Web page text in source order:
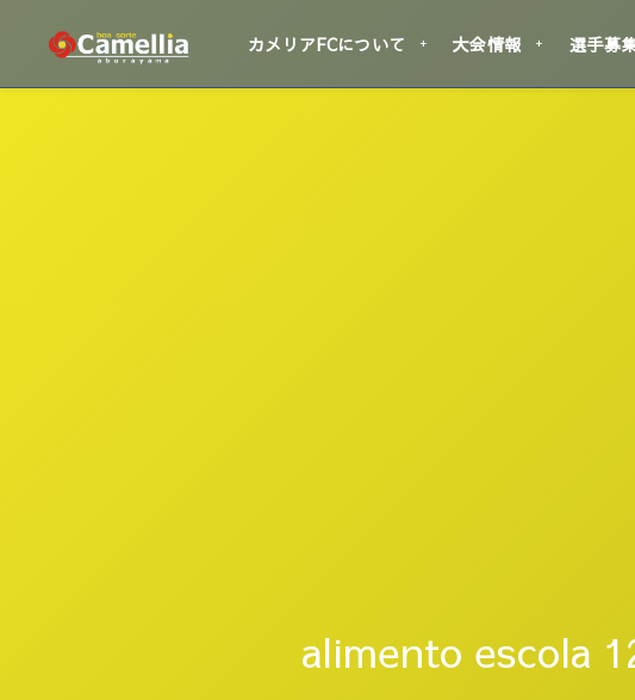
カメリアFCについて 大会情報 選手募
alimento escola